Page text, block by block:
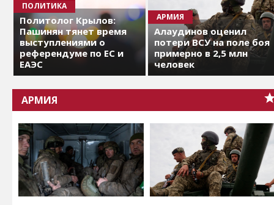
ПОЛИТИКА
Политолог Крылов:
Пашинян тянет время
выступлениями о
референдуме по ЕС и
ЕАЭС
АРМИЯ
Алаудинов оценил
потери ВСУ на поле боя
примерно в 2,5 млн
человек
АРМИЯ